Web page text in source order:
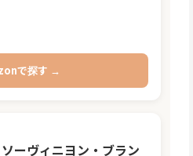
で探す →
ーヴィニヨン・ブラン